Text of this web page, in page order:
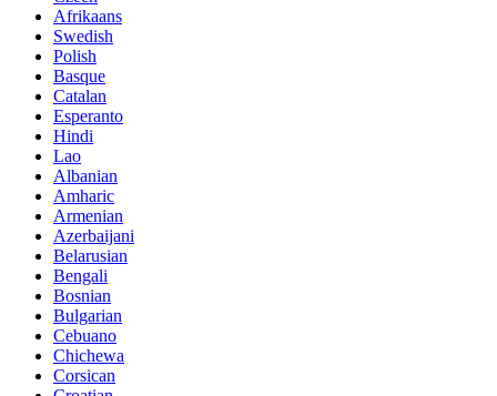
Afrikaans
Swedish
Polish
Basque
Catalan
Esperanto
Hindi
Lao
Albanian
Amharic
Armenian
Azerbaijani
Belarusian
Bengali
Bosnian
Bulgarian
Cebuano
Chichewa
Corsican